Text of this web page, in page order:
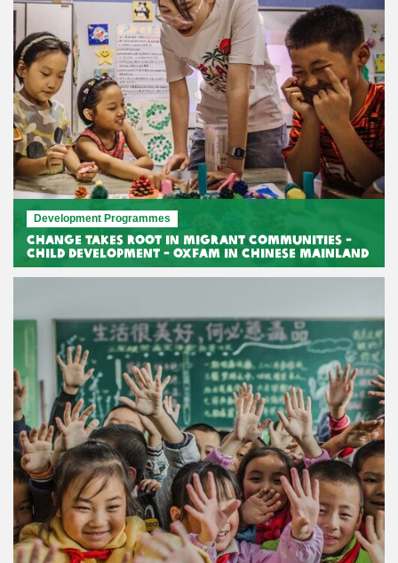
Development Programmes
Change Takes Root in Migrant Communities -
Child Development - Oxfam in Chinese Mainland